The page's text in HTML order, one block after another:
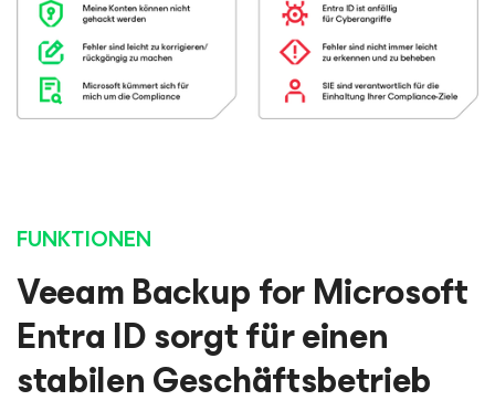
FUNKTIONEN
Veeam Backupfor Microsoft
Entra IDsorgt für einen
stabilen Geschäftsbetrieb